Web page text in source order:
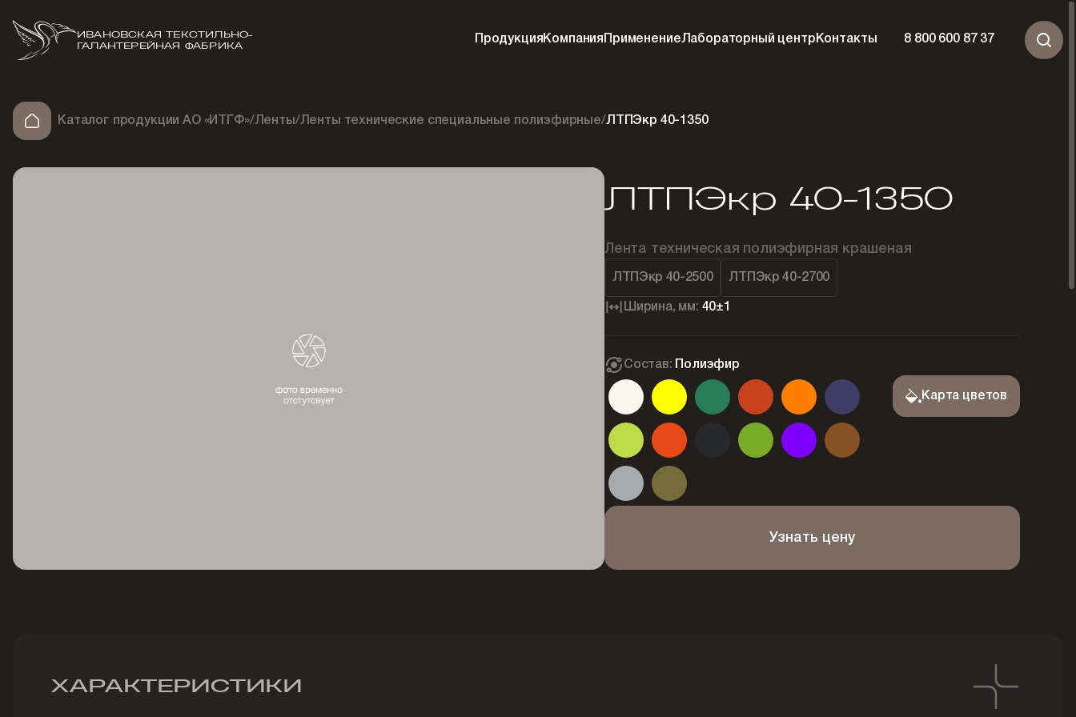
ИВАНОВСКАЯ ТЕКСТИЛЬНО-
ГАЛАНТЕРЕЙНАЯ ФАБРИКА
Продукция Компания ПрименениеЛабораторный центр Контакты 8 800 600 87 37
Каталог продукции АО «ИТГФ»/Ленты /Ленты технические специальные полиэфирные/ЛТПЭкр 40-1350
ЛТПЭкр 40-1350
Лента техническая полиэфирная крашеная
ЛТПЭкр 40-2500 ЛТПЭкр 40-2700
Ширина, мм: 40±1
Состав: Полиэфир
Карта цветов
Узнать цену
ХАРАКТЕРИСТИКИ